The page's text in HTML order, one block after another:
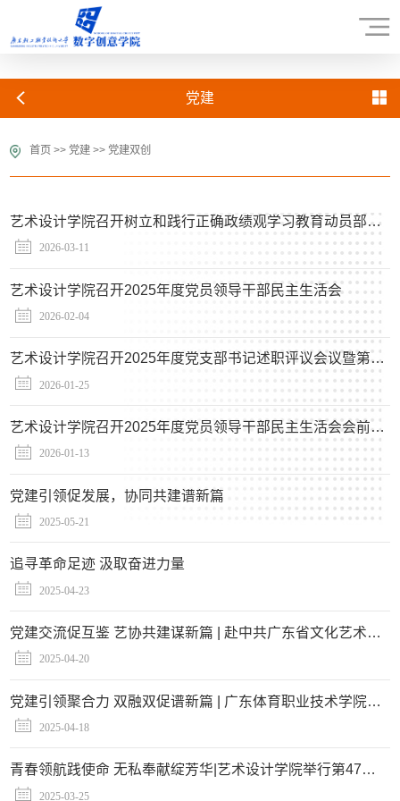
党建
首页 >> 党建 >> 党建双创
艺术设计学院召开树立和践行正确政绩观学习教育动员部署会
2026-03-11
艺术设计学院召开2025年度党员领导干部民主生活会
2026-02-04
艺术设计学院召开2025年度党支部书记述职评议会议暨第51期书记茶座
2026-01-25
艺术设计学院召开2025年度党员领导干部民主生活会会前征求意见座谈会暨第50期书记茶座
2026-01-13
党建引领促发展，协同共建谱新篇
2025-05-21
追寻革命足迹 汲取奋进力量
2025-04-23
党建交流促互鉴 艺协共建谋新篇 | 赴中共广东省文化艺术行业协会支部委员会学习调研活动圆满举行
2025-04-20
党建引领聚合力 双融双促谱新篇 | 广东体育职业技术学院体育健康学院党总支书记纪铭毅带队来我院交流调研
2025-04-18
青春领航践使命 无私奉献绽芳华|艺术设计学院举行第47期书记茶座暨2024级助班总结座谈会
2025-03-25